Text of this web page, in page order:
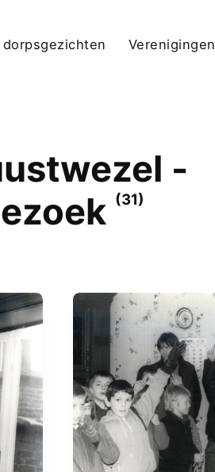
Verenigingen
-
(31)